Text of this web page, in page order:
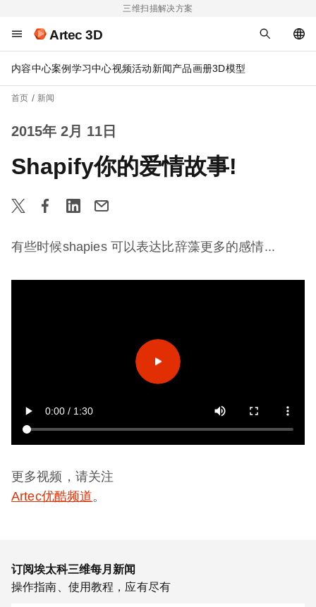
三维扫描解决方案
Artec 3D
内容中心案例 学习中心视频活动新闻产品画册3D模型
首页 新闻
2015年 2月 11日
Shapify你的爱情故事!
有些时候shapies 可以表达比辞藻更多的感情...
更多视频，请关注
Artec优酷频道。
订阅埃太科三维每月新闻
操作指南、使用教程，应有尽有